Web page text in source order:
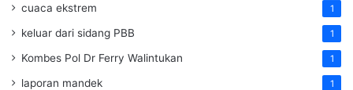
cuaca ekstrem 1
keluar dari sidang PBB 1
Kombes Pol Dr Ferry Walintukan 1
laporan mandek 1